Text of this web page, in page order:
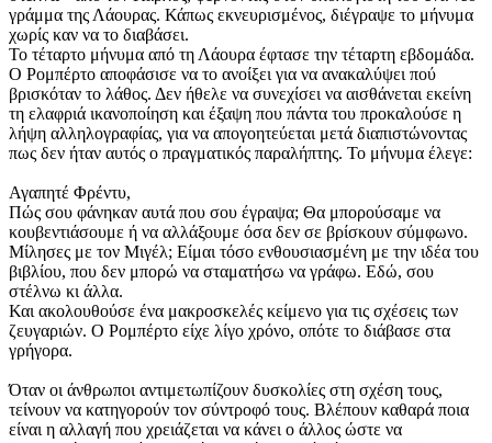
γράμμα της Λάουρας. Κάπως εκνευρισμένος, διέγραψε το μήνυμα
χωρίς καν να το διαβάσει.
Το τέταρτο μήνυμα από τη Λάουρα έφτασε την τέταρτη εβδομάδα.
Ο Ρομπέρτο αποφάσισε να το ανοίξει για να ανακαλύψει πού
βρισκόταν το λάθος. Δεν ήθελε να συνεχίσει να αισθάνεται εκείνη
τη ελαφριά ικανοποίηση και έξαψη που πάντα του προκαλούσε η
λήψη αλληλογραφίας, για να απογοητεύεται μετά διαπιστώνοντας
πως δεν ήταν αυτός ο πραγματικός παραλήπτης. Το μήνυμα έλεγε:
Αγαπητέ Φρέντυ,
Πώς σου φάνηκαν αυτά που σου έγραψα; Θα μπορούσαμε να
κουβεντιάσουμε ή να αλλάξουμε όσα δεν σε βρίσκουν σύμφωνο.
Μίλησες με τον Μιγέλ; Είμαι τόσο ενθουσιασμένη με την ιδέα του
βιβλίου, που δεν μπορώ να σταματήσω να γράφω. Εδώ, σου
στέλνω κι άλλα.
Και ακολουθούσε ένα μακροσκελές κείμενο για τις σχέσεις των
ζευγαριών. Ο Ρομπέρτο είχε λίγο χρόνο, οπότε το διάβασε στα
γρήγορα.
Όταν οι άνθρωποι αντιμετωπίζουν δυσκολίες στη σχέση τους,
τείνουν να κατηγορούν τον σύντροφό τους. Βλέπουν καθαρά ποια
είναι η αλλαγή που χρειάζεται να κάνει ο άλλος ώστε να